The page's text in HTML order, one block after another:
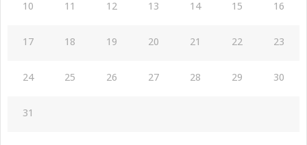
10 11 12 13 14 15 16
17 18 19 20 21 22 23
24 25 26 27 28 29 30
31